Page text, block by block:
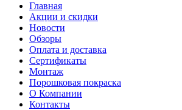
Главная
Акции и скидки
Новости
Обзоры
Оплата и доставка
Сертификаты
Монтаж
Порошковая покраска
О Компании
Контакты